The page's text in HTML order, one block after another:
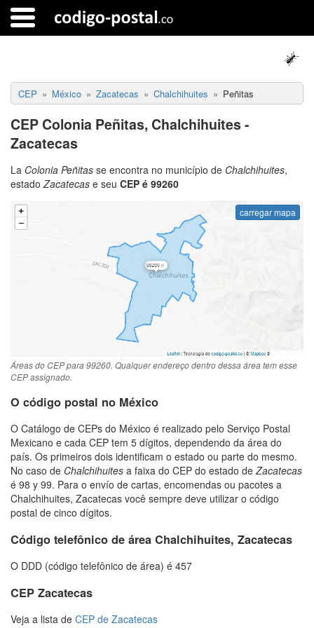
CEP México Zacatecas Chalchihuites Peñitas
CEP Colonia Peñitas, Chalchihuites -
Zacatecas
La Colonia Peñitas se encontra no município de Chalchihuites,
estado Zacatecas e seu CEP é 99260
carregar mapa
Áreas do CEP para 99260. Qualquer endereço dentro dessa área tem esse
CEP assignado.
O código postal no México
O Catálogo de CEPs do México é realizado pelo Serviço Postal
Mexicano e cada CEP tem 5 dígitos, dependendo da área do
país. Os primeiros dois identificam o estado ou parte do mesmo.
No caso de Chalchihuites a faixa do CEP do estado deZacatecas
é 98 y 99. Para o envío de cartas, encomendas ou pacotes a
Chalchihuites, Zacatecas você sempre deve utilizar o código
postal de cinco dígitos.
Código telefônico de área Chalchihuites, Zacatecas
O DDD (código telefônico de área) é 457
CEP Zacatecas
Veja a lista de CEP de Zacatecas